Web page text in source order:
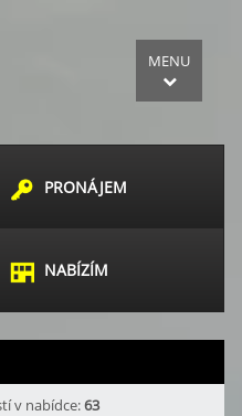
MENU
PRONÁJEM
NABÍZÍM
v nabídce:63